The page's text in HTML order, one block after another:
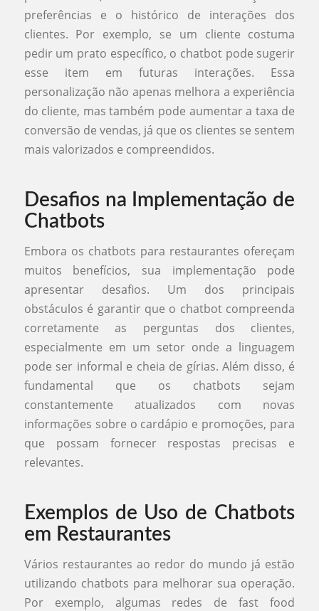
preferências e o histórico de interações dos
clientes. Por exemplo, se um cliente costuma
pedir um prato específico, o chatbot pode sugerir
esse item em futuras interações. Essa
personalização não apenas melhora a experiência
do cliente, mas também pode aumentar a taxa de
conversão de vendas, já que os clientes se sentem
mais valorizados e compreendidos.
Desafios na Implementação de
Chatbots
Embora os chatbots para restaurantes ofereçam
muitos benefícios, sua implementação pode
apresentar desafios. Um dos principais
obstáculos é garantir que o chatbot compreenda
corretamente as perguntas dos clientes,
especialmente em um setor onde a linguagem
pode ser informal e cheia de gírias. Além disso, é
fundamental que os chatbots sejam
constantemente atualizados com novas
informações sobre o cardápio e promoções, para
que possam fornecer respostas precisas e
relevantes.
Exemplos de Uso de Chatbots
em Restaurantes
Vários restaurantes ao redor do mundo já estão
utilizando chatbots para melhorar sua operação.
Por exemplo, algumas redes de fast food